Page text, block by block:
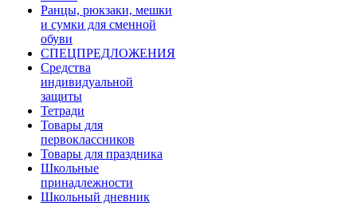
Ранцы, рюкзаки, мешки
и сумки для сменной
обуви
СПЕЦПРЕДЛОЖЕНИЯ
Средства
индивидуальной
защиты
Тетради
Товары для
первоклассников
Товары для праздника
Школьные
принадлежности
Школьный дневник